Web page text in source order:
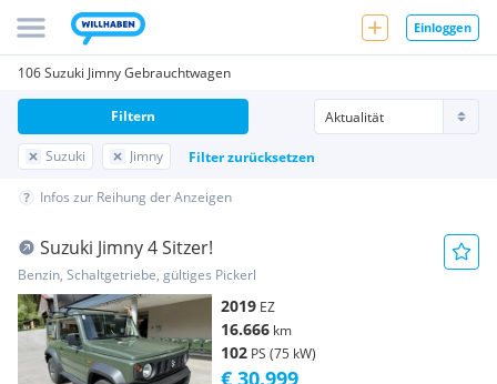
Einloggen
106 Suzuki Jimny Gebrauchtwagen
Suzuki Jimny Filter zurücksetzen
Filtern
Infos zur Reihung der Anzeigen
Suzuki Jimny 4 Sitzer!
Benzin, Schaltgetriebe, gültiges Pickerl
2019 EZ
16.666 km
102 PS (75 kW)
€ 30.999